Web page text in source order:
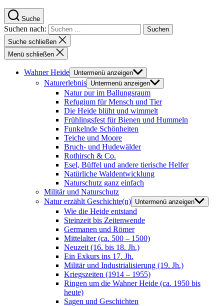
Suche
Suchen nach:
Suche schließen
Menü schließen
Wahner Heide Untermenü anzeigen
Naturerlebnis Untermenü anzeigen
Natur pur im Ballungsraum
Refugium für Mensch und Tier
Die Heide blüht und wimmelt
Frühlingsfest für Bienen und Hummeln
Funkelnde Schönheiten
Teiche und Moore
Bruch- und Hudewälder
Rothirsch & Co.
Esel, Büffel und andere tierische Helfer
Natürliche Waldentwicklung
Naturschutz ganz einfach
Militär und Naturschutz
Natur erzählt Geschichte(n) Untermenü anzeigen
Wie die Heide entstand
Steinzeit bis Zeitenwende
Germanen und Römer
Mittelalter (ca. 500 – 1500)
Neuzeit (16. bis 18. Jh.)
Ein Exkurs ins 17. Jh.
Militär und Industrialisierung (19. Jh.)
Kriegszeiten (1914 – 1955)
Ringen um die Wahner Heide (ca. 1950 bis
heute)
Sagen und Geschichten